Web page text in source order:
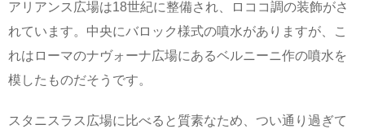
アリアンス広場は18世紀に整備され、ロココ調の装飾がさ
れています。中央にバロック様式の噴水がありますが、こ
れはローマのナヴォーナ広場にあるベルニーニ作の噴水を
模したものだそうです。
スタニスラス広場に比べると質素なため、つい通り過ぎて